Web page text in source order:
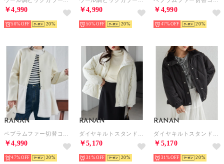
￥4,990
50% 20
￥4,990
50% 20
￥4,990
47% 20
RANAN
￥4,990
47% 20
RANAN
￥5,170
31% 20
RANAN
￥5,170
31% 20